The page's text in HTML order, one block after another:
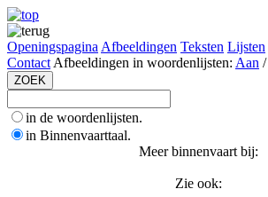
Openingspagina Afbeeldingen Teksten Lijsten
Contact Afbeeldingen in woordenlijsten: Aan /
in de woordenlijsten.
in Binnenvaarttaal.
Meer binnenvaart bij:
Zie ook: